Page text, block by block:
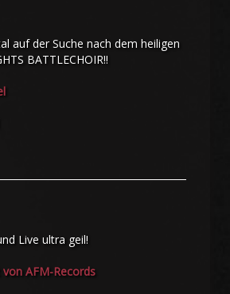
auf der Suche nach dem heiligen
BATTLECHOIR!!
Live ultra geil!
AFM-Records